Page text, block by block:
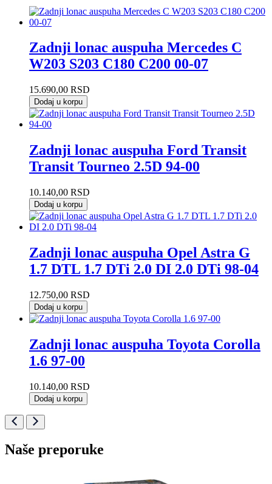
Zadnji lonac auspuha Mercedes C
W203 S203 C180 C200 00-07
15.690,00 RSD
Dodaj u korpu
Zadnji lonac auspuha Ford Transit
Transit Tourneo 2.5D 94-00
10.140,00 RSD
Dodaj u korpu
Zadnji lonac auspuha Opel Astra G
1.7 DTL 1.7 DTi 2.0 DI 2.0 DTi 98-04
12.750,00 RSD
Dodaj u korpu
Zadnji lonac auspuha Toyota Corolla
1.6 97-00
10.140,00 RSD
Dodaj u korpu
Naše preporuke